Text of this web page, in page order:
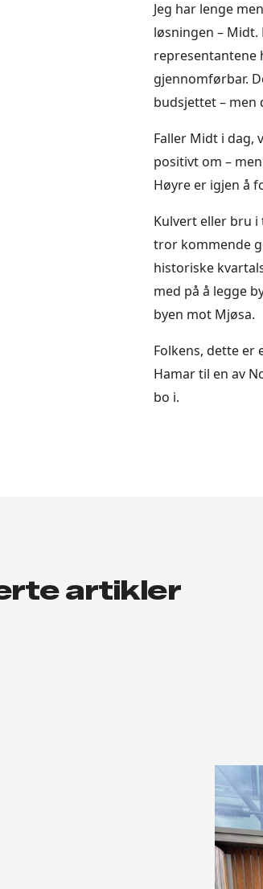
Jeg har lenge
løsningen –
representantene
gjennomførbar.
budsjettet – men
Faller Midt i dag,
positivt om –
Høyre er igjen å
Kulvert eller bru
tror kommende
historiske
med på å legge
byen mot Mjøsa.
Folkens, dette er
Hamar til en av
bo i.
artikler